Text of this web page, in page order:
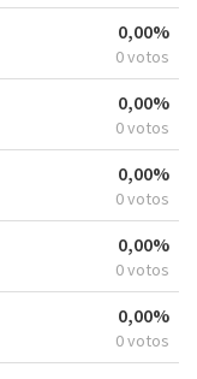
0,00%
0 votos
0,00%
0 votos
0,00%
0 votos
0,00%
0 votos
0,00%
0 votos